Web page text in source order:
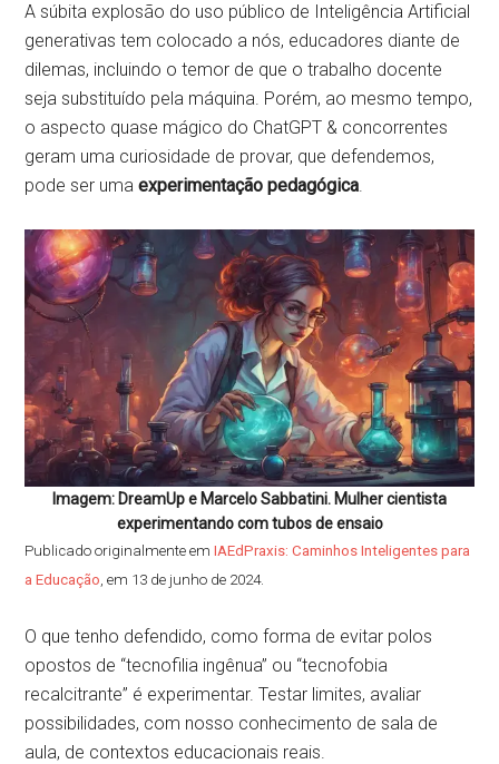
A súbita explosão do uso público de Inteligência Artificial
generativas tem colocado a nós, educadores diante de
dilemas, incluindo o temor de que o trabalho docente
seja substituído pela máquina. Porém, ao mesmo tempo,
o aspecto quase mágico do ChatGPT & concorrentes
geram uma curiosidade de provar, que defendemos,
pode ser umaexperimentação pedagógica.
Imagem: DreamUp e Marcelo Sabbatini. Mulher cientista
experimentando com tubos de ensaio
Publicado originalmente em IAEdPraxis: Caminhos Inteligentes para
a Educação , em 13 de junho de 2024.
O que tenho defendido, como forma de evitar polos
opostos de “tecnofilia ingênua” ou “tecnofobia
recalcitrante” é experimentar. Testar limites, avaliar
possibilidades, com nosso conhecimento de sala de
aula, de contextos educacionais reais.